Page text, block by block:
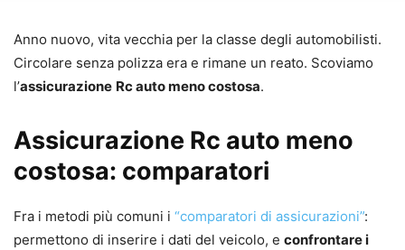
Anno nuovo, vita vecchia per la classe degli automobilisti.
Circolare senza polizza era e rimane un reato. Scoviamo
l’assicurazione Rc auto meno costosa.
Assicurazione Rc auto meno
costosa: comparatori
Fra i metodi più comuni i “comparatori di assicurazioni”:
permettono di inserire i dati del veicolo, e confrontare i